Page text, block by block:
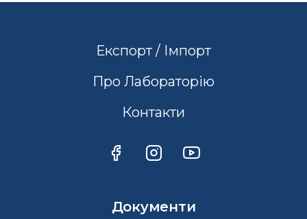
Експорт / Імпорт
Про Лабораторію
Контакти
Документи